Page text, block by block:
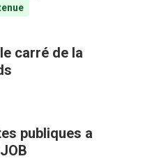
carré de la
publiques a